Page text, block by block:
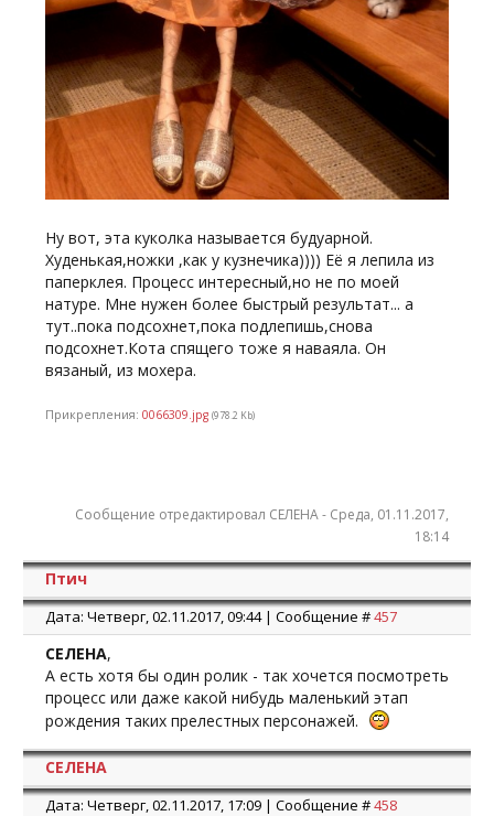
Ну вот, эта куколка называется будуарной.
Худенькая,ножки ,как у кузнечика)))) Её я лепила из
паперклея. Процесс интересный,но не по моей
натуре. Мне нужен более быстрый результат... а
тут..пока подсохнет,пока подлепишь,снова
подсохнет.Кота спящего тоже я наваяла. Он
вязаный, из мохера.
Прикрепления: 0066309.jpg (978.2 Kb)
Сообщение отредактировал СЕЛЕНА- Среда, 01.11.2017,
18:14
Птич
Дата: Четверг, 02.11.2017, 09:44 | Сообщение #457
СЕЛЕНА,
А есть хотя бы один ролик - так хочется посмотреть
процесс или даже какой нибудь маленький этап
рождения таких прелестных персонажей.
СЕЛЕНА
Дата: Четверг, 02.11.2017, 17:09 | Сообщение #458